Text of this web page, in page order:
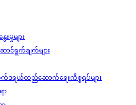
းမှုများ
ဆောင်ရွက်ချက်များ
ဒရယ်တည်ဆောက်‌ရေးကိစ္စရပ်များ
ာ